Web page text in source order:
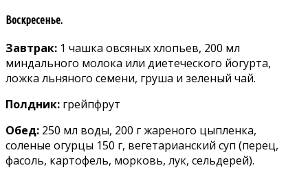
Воскресенье.
Завтрак: 1 чашка овсяных хлопьев, 200 мл
миндального молока или диетеческого йогурта,
ложка льняного семени, груша и зеленый чай.
Полдник: грейпфрут
Обед: 250 мл воды, 200 г жареного цыпленка,
соленые огурцы 150 г, вегетарианский суп (перец,
фасоль, картофель, морковь, лук, сельдерей).